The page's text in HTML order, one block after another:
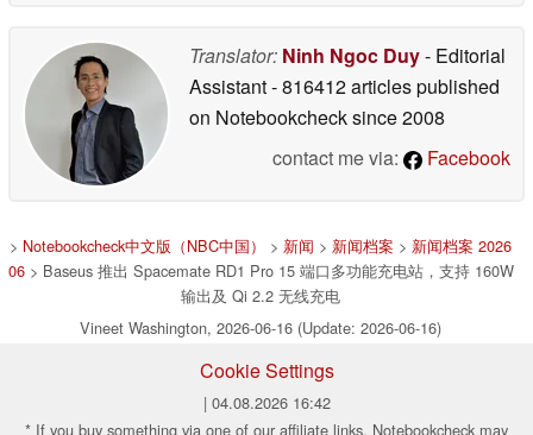
Translator: Ninh Ngoc Duy- Editorial
Assistant- 816412 articles published
on Notebookchecksince 2008
contact me via:
Facebook
> Notebookcheck中文版（NBC中国） > 新闻 > 新闻档案 > 新闻档案 2026
06> Baseus 推出 Spacemate RD1 Pro 15 端口多功能充电站，支持 160W
输出及 Qi 2.2 无线充电
Vineet Washington, 2026-06-16 (Update: 2026-06-16)
Cookie Settings
| 04.08.2026 16:42
* If you buy something via one of our affiliate links, Notebookcheck may